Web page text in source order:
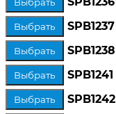
Выбрать SPB1237
Выбрать SPB1238
Выбрать SPB1241
Выбрать SPB1242